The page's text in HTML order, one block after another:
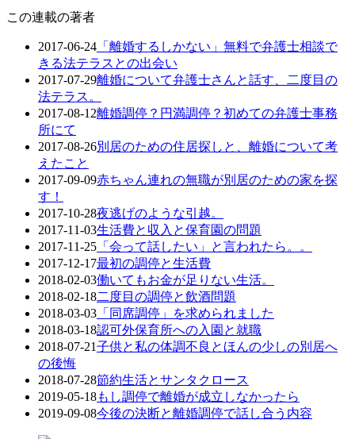
この連載の著者
2017-06-24 「離婚するしかない」無料で弁護士相談で
きる法テラスとの出会い
2017-07-29離婚について弁護士さんと話す、二度目の
法テラス。
2017-08-12離婚調停？円満調停？初めての弁護士事務
所にて
2017-08-26別居のための住居探しと、離婚について考
えたこと
2017-09-09赤ちゃん連れの無職が別居のための家を探
す！
2017-10-28夜逃げのような引越。
2017-11-03生活費と収入と保育園の問題
2017-11-25 「会って話したい」と言われたら。。
2017-12-17最初の調停と生活費
2018-02-03働いてもお金が足りない生活。
2018-02-18二度目の調停と飲酒問題
2018-03-03 「同席調停」を求められました
2018-03-18認可外保育所への入園と就職
2018-07-21子供と私の体調不良とほんの少しの別居へ
の後悔
2018-07-28節約生活とサンタクロース
2019-05-18もし調停で離婚が成立しなかったら
2019-09-08今後の決断と離婚調停で話し合う内容